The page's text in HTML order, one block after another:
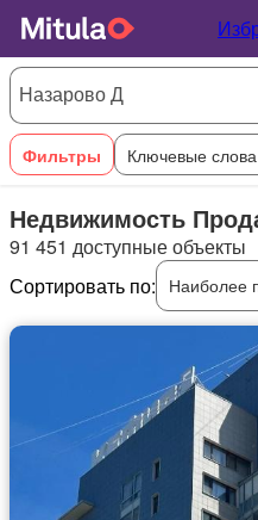
Фильтры Ключевые слова
Недвижимость
91 451 доступные объекты
Сортировать по:
Наиболее